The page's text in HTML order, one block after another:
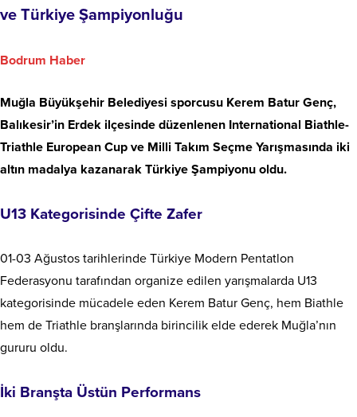
ve Türkiye Şampiyonluğu
Bodrum Haber
Muğla Büyükşehir Belediyesi sporcusu Kerem Batur Genç,
Balıkesir’in Erdek ilçesinde düzenlenen International Biathle-
Triathle European Cup ve Milli Takım Seçme Yarışmasında iki
altın madalya kazanarak Türkiye Şampiyonu oldu.
U13 Kategorisinde Çifte Zafer
01-03 Ağustos tarihlerinde Türkiye Modern Pentatlon
Federasyonu tarafından organize edilen yarışmalarda U13
kategorisinde mücadele eden Kerem Batur Genç, hem Biathle
hem de Triathle branşlarında birincilik elde ederek Muğla’nın
gururu oldu.
İki Branşta Üstün Performans